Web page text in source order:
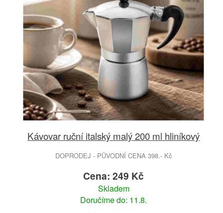
Kávovar ruční italský malý 200 ml hliníkový
DOPRODEJ - PŮVODNÍ CENA 398.- Kč
Cena: 249 Kč
Skladem
Doručíme do: 11.8.